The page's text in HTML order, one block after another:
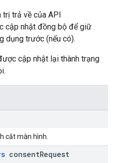
trị trả về của API
cập nhật đồng bộ để giữ
dụng trước (nếu có).
cập nhật lại thành trạng
cắt màn hình.
consentRequest